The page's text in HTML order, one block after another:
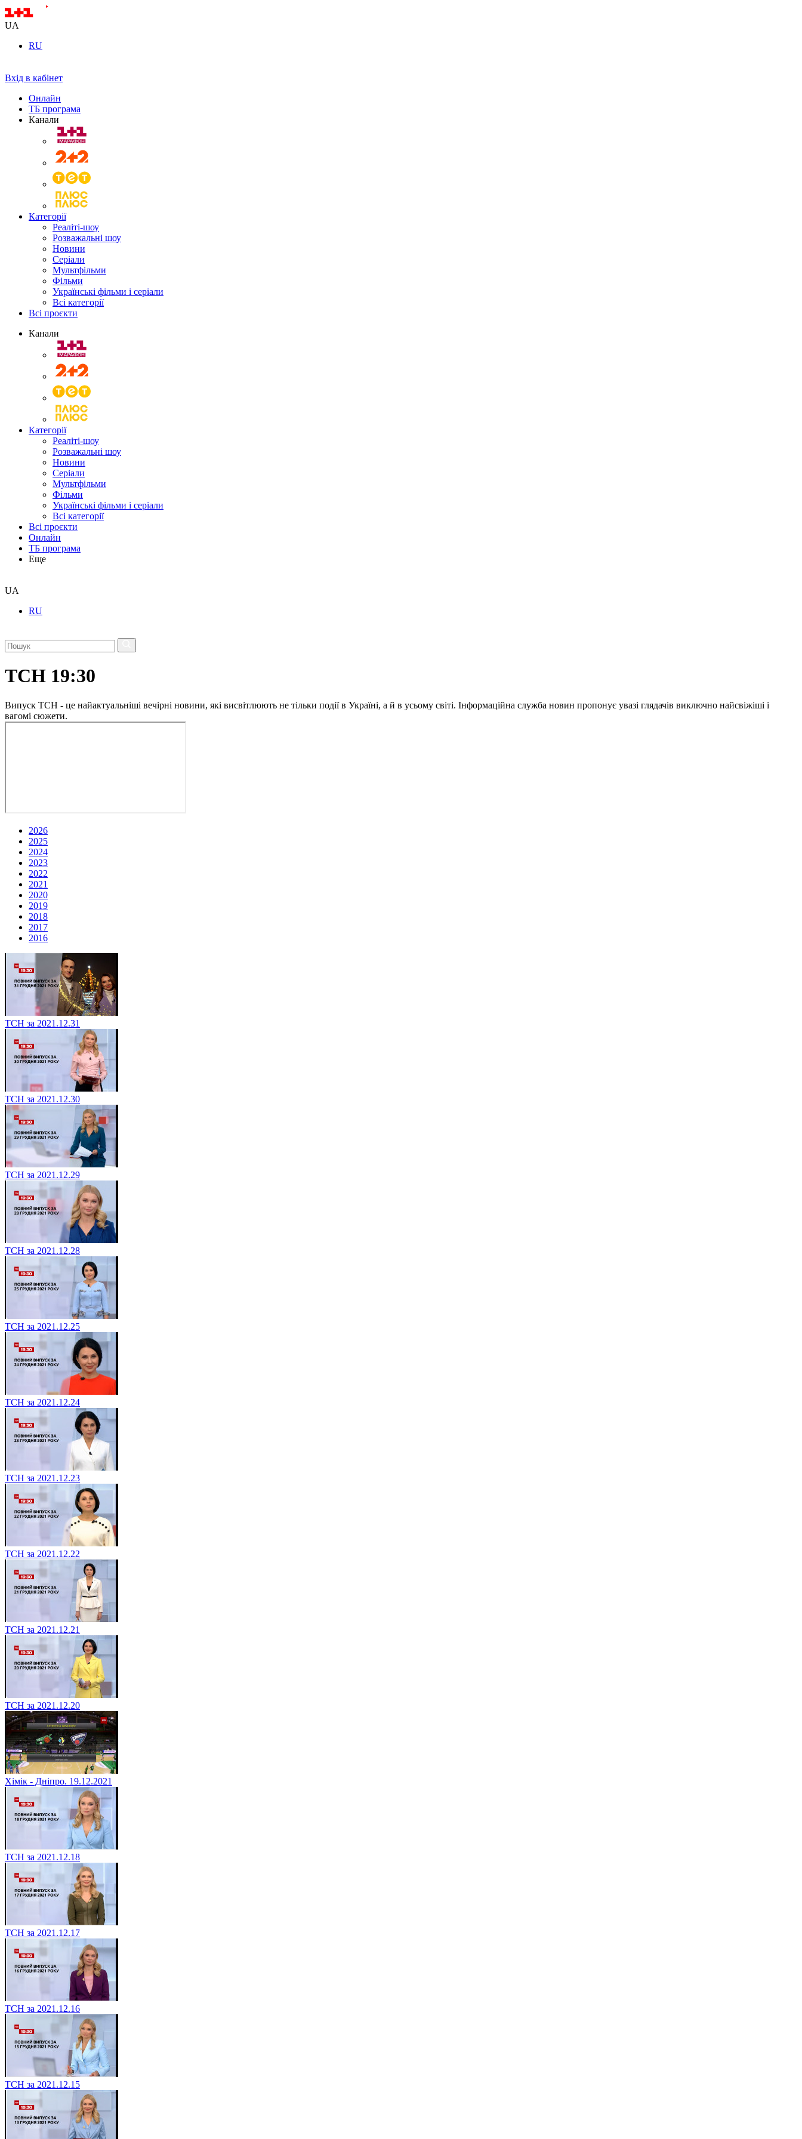
UA
RU
Вхід в кабінет
Онлайн
ТБ програма
Канали
Категорії
Реаліті-шоу
Розважальні шоу
Новини
Серіали
Мультфільми
Фільми
Українські фільми і серіали
Всі категорії
Всі проєкти
Канали
Категорії
Реаліті-шоу
Розважальні шоу
Новини
Серіали
Мультфільми
Фільми
Українські фільми і серіали
Всі категорії
Всі проєкти
Онлайн
ТБ програма
Еще
UA
RU
ТСН 19:30
Випуск ТСН - це найактуальніші вечірні новини, які висвітлюють не тільки події в Україні, а й в усьому світі. Інформаційна служба новин пропонує увазі глядачів виключно найсвіжіші і
вагомі сюжети.
2026
2025
2024
2023
2022
2021
2020
2019
2018
2017
2016
ТСН за 2021.12.31
ТСН за 2021.12.30
ТСН за 2021.12.29
ТСН за 2021.12.28
ТСН за 2021.12.25
ТСН за 2021.12.24
ТСН за 2021.12.23
ТСН за 2021.12.22
ТСН за 2021.12.21
ТСН за 2021.12.20
Хімік - Дніпро. 19.12.2021
ТСН за 2021.12.18
ТСН за 2021.12.17
ТСН за 2021.12.16
ТСН за 2021.12.15